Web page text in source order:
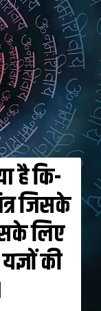
है कि-
जिसके
लिए
की